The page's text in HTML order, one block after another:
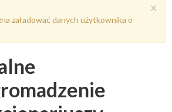
×
załadować danych użytkownika o